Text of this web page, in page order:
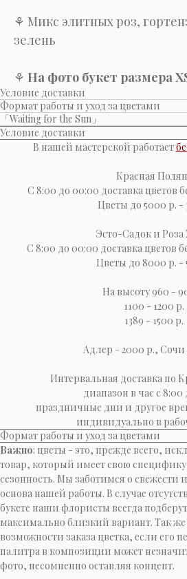
⚘ Микс элитных роз,
зелень
⚘ На фото букет размера
Условие доставки
Формат работы и уход за цветами
「Waiting for the Sun」
Условие доставки
В нашей мастерской работает
Красная
С 8:00 до 00:00 доставка цветов
Цветы до 5000 р. -
Эсто-Cадок и Роза
С 8:00 до 00:00 доставка цветов
Цветы до 8000 р. -
На высоту 960 -
1100 - 1200 р.
1389 - 1500 р.
Адлер - 2000 р., Сочи
Интервальная доставка по
диапазон в час с
праздничные дни и другое
индивидуально в
Формат работы и уход за цветами
Важно: цветы - это, прежде всего,
товар, который имеет свою
сезонность. Мы заботимся о свежести
основа нашей работы. В случае
букете наши флористы всегда
максимально близкий вариант. Так же
возможности заказа цветка, если его
палитра в композиции может
фото, несомненно оставляя концепт.